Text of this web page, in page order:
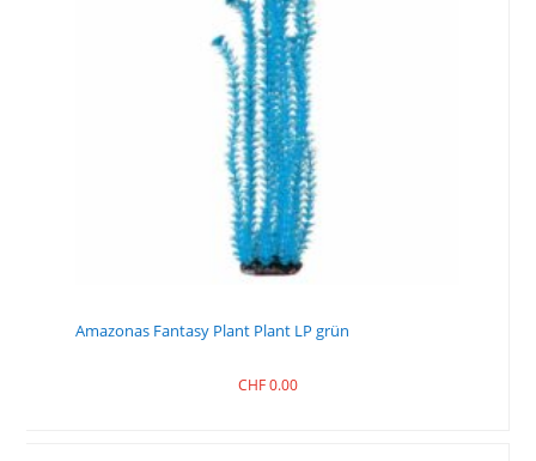
Amazonas Fantasy Plant Plant LP grün
CHF0.00